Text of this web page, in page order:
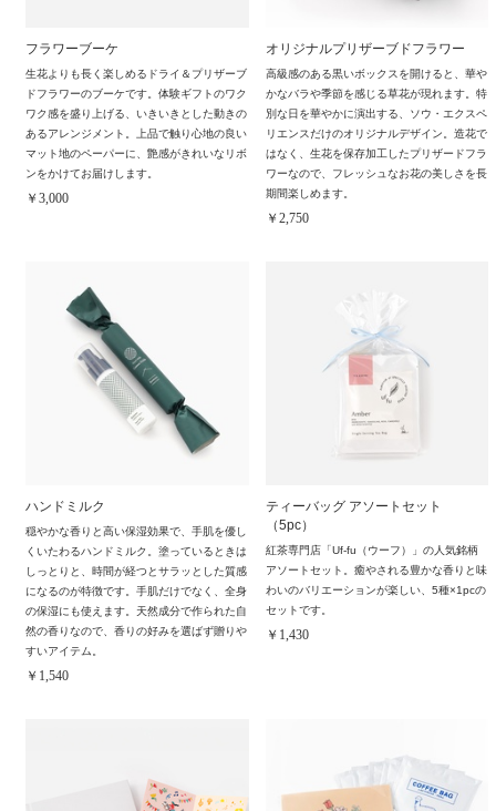
フラワーブーケ
生花よりも長く楽しめるドライ＆プリザーブ
ドフラワーのブーケです。体験ギフトのワク
ワク感を盛り上げる、いきいきとした動きの
あるアレンジメント。上品で触り心地の良い
マット地のペーパーに、艶感がきれいなリボ
ンをかけてお届けします。
￥3,000
オリジナルプリザーブドフラワー
高級感のある黒いボックスを開けると、華や
かなバラや季節を感じる草花が現れます。特
別な日を華やかに演出する、ソウ・エクスペ
リエンスだけのオリジナルデザイン。造花で
はなく、生花を保存加工したプリザードフラ
ワーなので、フレッシュなお花の美しさを長
期間楽しめます。
￥2,750
ハンドミルク
穏やかな香りと高い保湿効果で、手肌を優し
くいたわるハンドミルク。塗っているときは
しっとりと、時間が経つとサラッとした質感
になるのが特徴です。手肌だけでなく、全身
の保湿にも使えます。天然成分で作られた自
然の香りなので、香りの好みを選ばず贈りや
すいアイテム。
￥1,540
ティーバッグ アソートセット
（5pc）
紅茶専門店「Uf-fu（ウーフ）」の人気銘柄
アソートセット。癒やされる豊かな香りと味
わいのバリエーションが楽しい、5種×1pcの
セットです。
￥1,430